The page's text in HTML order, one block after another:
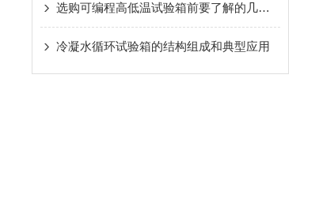
选购可编程高低温试验箱前要了解的几个关键因素
冷凝水循环试验箱的结构组成和典型应用